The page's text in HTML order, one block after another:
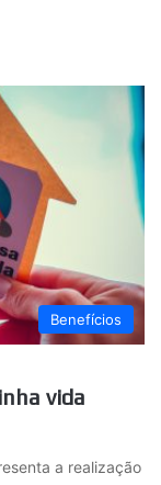
Benefícios
vida
a realização